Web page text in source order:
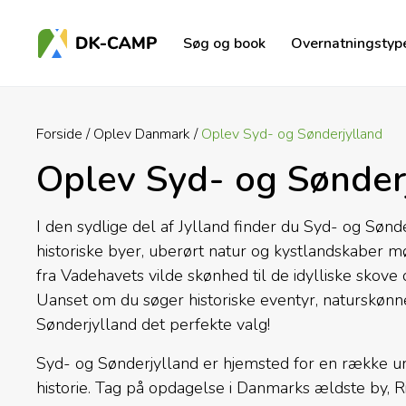
Søg og book
Forside Oplev Danmark Oplev Syd- og Sønderjylland
Oplev Syd- og
I den sydlige del af Jylland finder du Syd- og
historiske byer, uberørt natur og kystlandskaber
fra Vadehavets vilde skønhed til de idylliske
Uanset om du søger historiske eventyr,
Sønderjylland det perfekte valg!
Syd- og Sønderjylland er hjemsted for en række
historie. Tag på opdagelse i Danmarks ældste